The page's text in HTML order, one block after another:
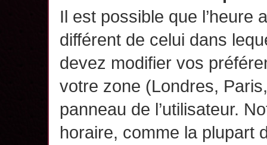
Il est possible que l’heure
différent de celui dans
devez modifier vos
votre zone (Londres,
panneau de l’utilisateur.
horaire, comme la plupart